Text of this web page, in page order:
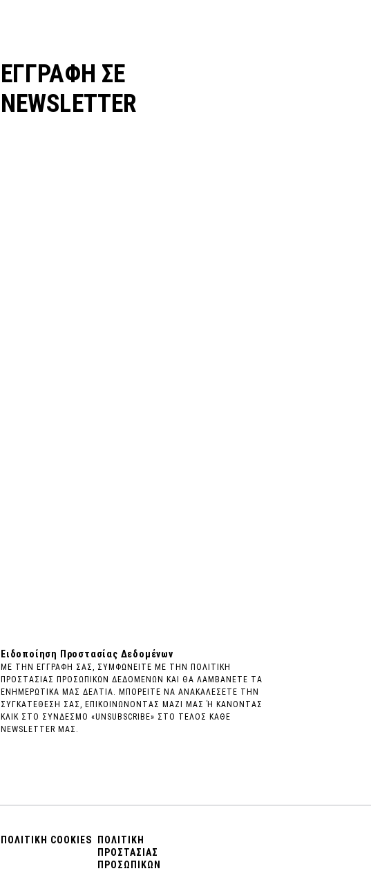
ΕΓΓΡΑΦΗ ΣΕ
NEWSLETTER
Ειδοποίηση Προστασίας Δεδομένων
ΜΕ ΤΗΝ ΕΓΓΡΑΦΗ ΣΑΣ, ΣΥΜΦΩΝΕΙΤΕ ΜΕ ΤΗΝ ΠΟΛΙΤΙΚΗ
ΠΡΟΣΤΑΣΙΑΣ ΠΡΟΣΩΠΙΚΩΝ ΔΕΔΟΜΕΝΩΝ ΚΑΙ ΘΑ ΛΑΜΒΑΝΕΤΕ ΤΑ
ΕΝΗΜΕΡΩΤΙΚΑ ΜΑΣ ΔΕΛΤΙΑ. ΜΠΟΡΕΙΤΕ ΝΑ ΑΝΑΚΑΛΕΣΕΤΕ ΤΗΝ
ΣΥΓΚΑΤΕΘΕΣΗ ΣΑΣ, ΕΠΙΚΟΙΝΩΝΟΝΤΑΣ ΜΑΖΙ ΜΑΣ Ή ΚΑΝΟΝΤΑΣ
ΚΛΙΚ ΣΤΟ ΣΥΝΔΕΣΜΟ «UNSUBSCRIBE» ΣΤΟ ΤΕΛΟΣ ΚΑΘΕ
NEWSLETTER ΜΑΣ.
ΠΟΛΙΤΙΚΗ COOKIES
ΠΟΛΙΤΙΚΗ
ΠΡΟΣΤΑΣΙΑΣ
ΠΡΟΣΩΠΙΚΩΝ